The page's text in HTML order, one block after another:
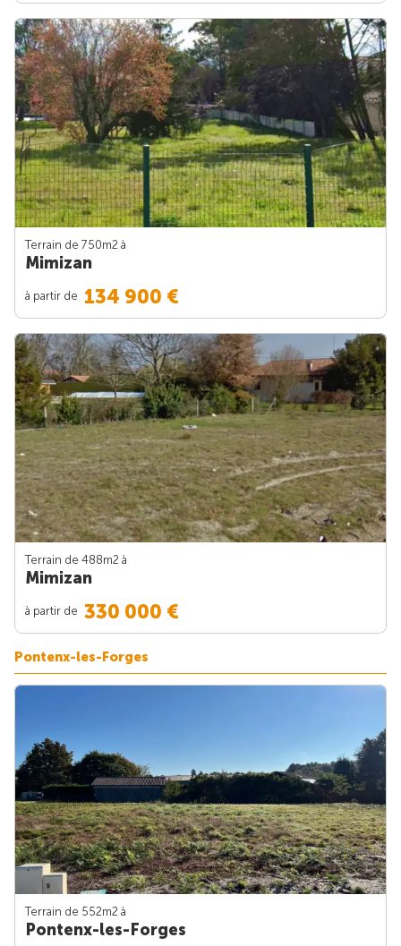
Terrain de 750m2 à
Mimizan
à partir de 134 900 €
Terrain de 488m2 à
Mimizan
à partir de 330 000 €
Pontenx-les-Forges
Terrain de 552m2 à
Pontenx-les-Forges